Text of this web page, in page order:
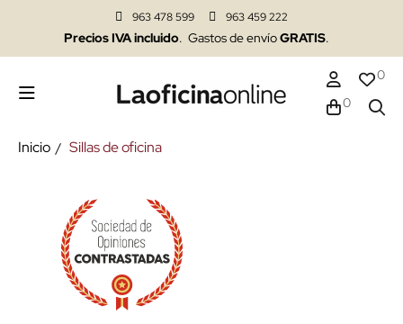
963 478 599 963 459 222
Precios IVA incluido. Gastos de envíoGRATIS.
0
0
Inicio Sillas de oficina